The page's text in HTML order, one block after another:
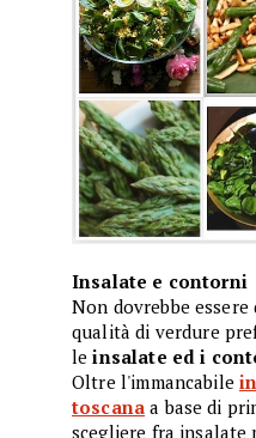
Insalate e contorni
Non dovrebbe
qualità di verdure
leinsalate ed i
Oltre l'immancabile
toscana a base di
scegliere fra insalate